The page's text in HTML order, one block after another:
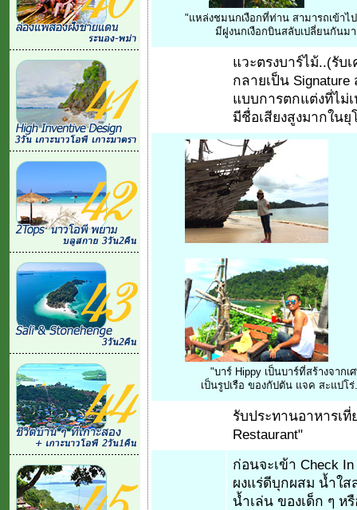
"แหล่งชมนกเงือกที่ท่าน สามารถเข้าไ
มีฝูงนกเงือกบินสลับเปลี่ยนกันม
แวะตรงบาร์ไม้..(รับ
กลายเป็น
แบบการตกแต่งที่ไม่
มีชื่อเสียงสูงมากในยุ
"บาร์ Hippy เป็นบาร์ที่สร้างจาก
เป็นรูปเรือ ของกัปตัน แจค สะแปโ
รับประทานอาหารเ
Restaurant"
ก่อนจะเข้า Check
ผงแร่ดีบุกผสม น้ำใ
น้ำเล่น ของเด็ก ๆ